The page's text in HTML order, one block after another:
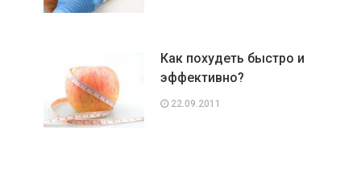
Как похудеть быстро и
эффективно?
22.09.2011